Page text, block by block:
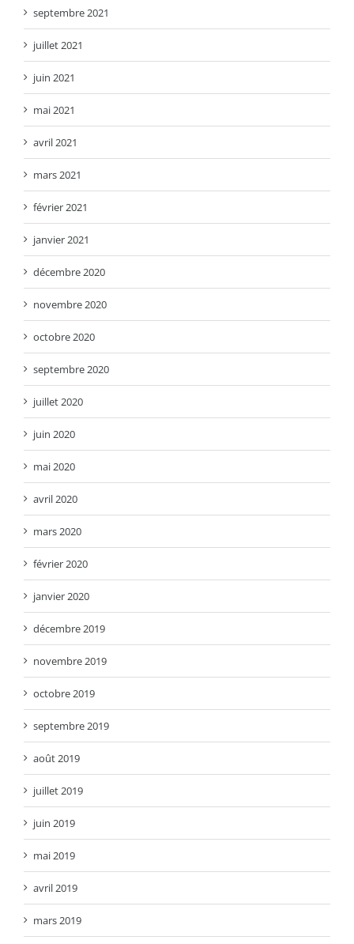
septembre 2021
juillet 2021
juin 2021
mai 2021
avril 2021
mars 2021
février 2021
janvier 2021
décembre 2020
novembre 2020
octobre 2020
septembre 2020
juillet 2020
juin 2020
mai 2020
avril 2020
mars 2020
février 2020
janvier 2020
décembre 2019
novembre 2019
octobre 2019
septembre 2019
août 2019
juillet 2019
juin 2019
mai 2019
avril 2019
mars 2019